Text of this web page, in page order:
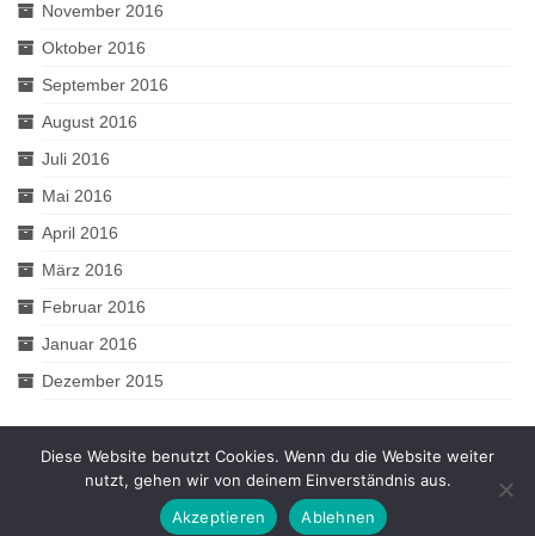
November 2016
Oktober 2016
September 2016
August 2016
Juli 2016
Mai 2016
April 2016
März 2016
Februar 2016
Januar 2016
Dezember 2015
© 2026 2muve - WordPress Theme by Kadence WP
Diese Website benutzt Cookies. Wenn du die Website weiter
nutzt, gehen wir von deinem Einverständnis aus.
Akzeptieren
Ablehnen